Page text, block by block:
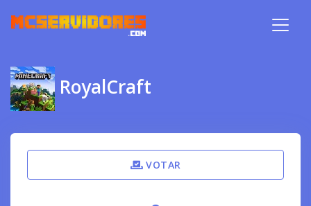
RoyalCraft
VOTAR